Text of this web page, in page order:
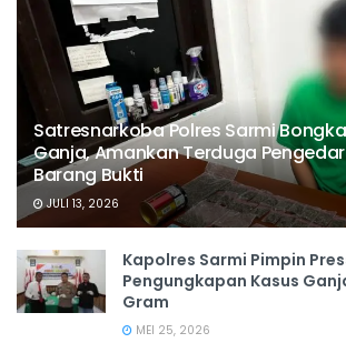
Satresnarkoba Polres Sarmi
Ganja, Amankan Terduga
Barang Bukti
JULI 13, 2026
Kapolres Sarmi Pimpin
Pengungkapan Kasus
Gram
MEI 25, 2026